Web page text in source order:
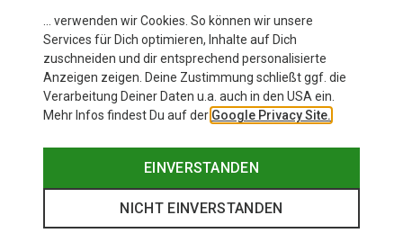
… verwenden wir Cookies. So können wir unsere
Services für Dich optimieren, Inhalte auf Dich
zuschneiden und dir entsprechend personalisierte
Anzeigen zeigen. Deine Zustimmung schließt ggf. die
Verarbeitung Deiner Daten u.a. auch in den USA ein.
Mehr Infos findest Du auf der Google Privacy Site.
EINVERSTANDEN
NICHT EINVERSTANDEN